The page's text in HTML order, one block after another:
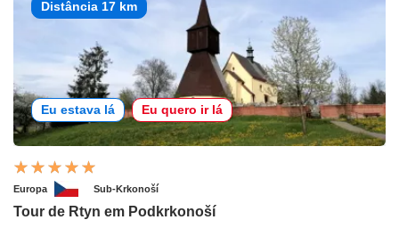
Distância 17 km
Eu estava lá Eu quero ir lá
Europa Sub-Krkonoší
Tour de Rtyn em Podkrkonoší